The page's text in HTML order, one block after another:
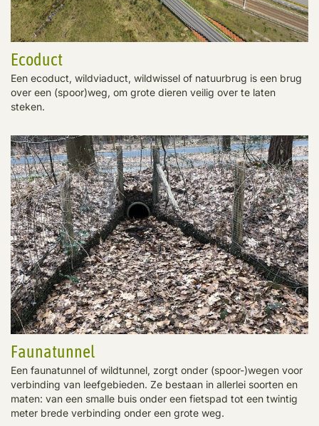
Ecoduct
Een ecoduct, wildviaduct, wildwissel of natuurbrug is een brug
over een (spoor)weg, om grote dieren veilig over te laten
steken.
Faunatunnel
Een faunatunnel of wildtunnel, zorgt onder (spoor-)wegen voor
verbinding van leefgebieden. Ze bestaan in allerlei soorten en
maten: van een smalle buis onder een fietspad tot een twintig
meter brede verbinding onder een grote weg.